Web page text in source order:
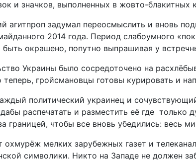
и значков, выполненных в жовто-блакитных
агитпроп задумал переосмыслить и вновь
2014 года. Период слабоумного
быть окрашено, попутно выпрашивая у
Украины было сосредоточено на
гройсмановцы готовы курировать и
политический украинец и
распечатать и разместить её где
границей, чтобы все вновь убедились: весь
мелких зарубежных газет и
символики. Никто на Западе не должен